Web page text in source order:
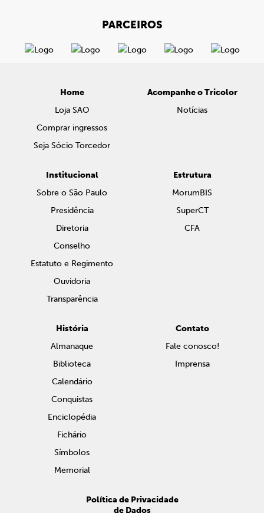
PARCEIROS
Home
Loja SAO
Comprar ingressos
Seja Sócio Torcedor
Acompanhe o Tricolor
Notícias
Institucional
Sobre o São Paulo
Presidência
Diretoria
Conselho
Estatuto e Regimento
Ouvidoria
Transparência
Estrutura
MorumBIS
SuperCT
CFA
História
Almanaque
Biblioteca
Calendário
Conquistas
Enciclopédia
Fichário
Símbolos
Memorial
Contato
Fale conosco!
Imprensa
Política de Privacidade
de Dados